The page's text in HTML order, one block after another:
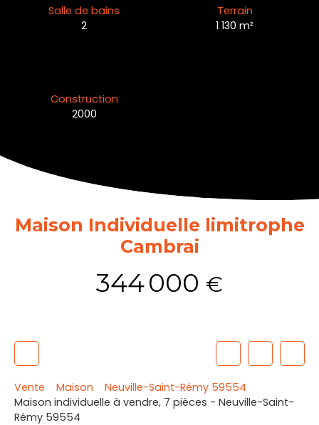
Salle de bains
2
Terrain
1 130m²
Construction
2000
Maison Individuelle limitrophe
Cambrai
344 000 €
Vente Maison
Neuville-Saint-Rémy 59554
Maison individuelle à vendre, 7 pièces - Neuville-Saint-
Rémy 59554